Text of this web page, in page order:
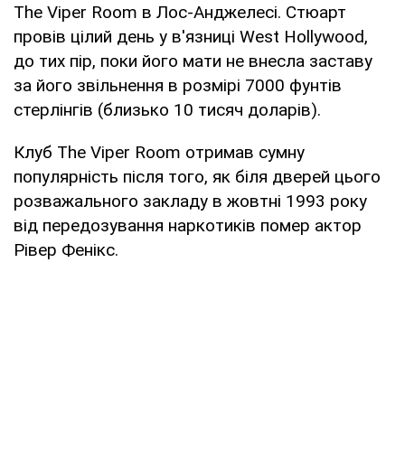
The Viper Room в Лос-Анджелесі. Стюарт
провів цілий день у в'язниці West Hollywood,
до тих пір, поки його мати не внесла заставу
за його звільнення в розмірі 7000 фунтів
стерлінгів (близько 10 тисяч доларів).
Клуб The Viper Room отримав сумну
популярність після того, як біля дверей цього
розважального закладу в жовтні 1993 року
від передозування наркотиків помер актор
Рівер Фенікс.